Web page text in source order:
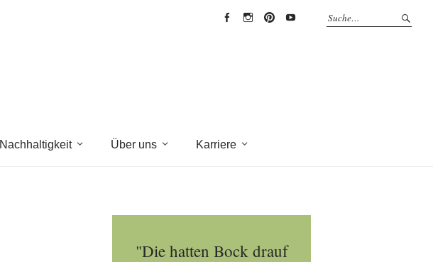
Nachhaltigkeit Über uns Karriere
"Die hatten Bock drauf